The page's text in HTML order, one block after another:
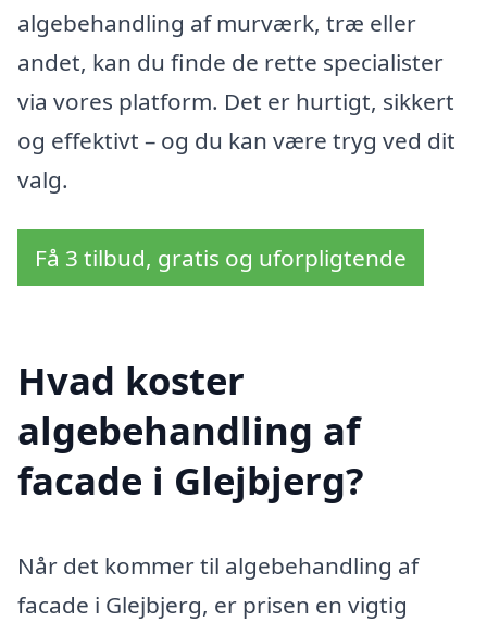
algebehandling af murværk, træ eller
andet, kan du finde de rette specialister
via vores platform. Det er hurtigt, sikkert
og effektivt – og du kan være tryg ved dit
valg.
Få 3 tilbud, gratis og uforpligtende
Hvad koster
algebehandling af
facade i Glejbjerg?
Når det kommer til algebehandling af
facade i Glejbjerg, er prisen en vigtig